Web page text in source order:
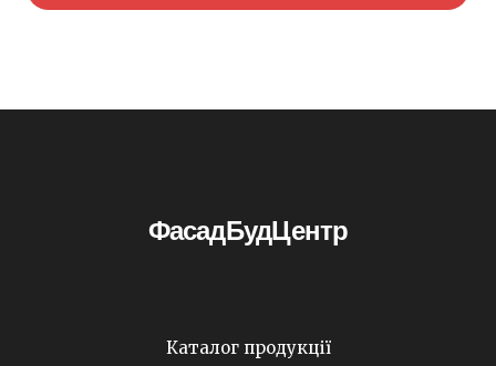
ФасадБудЦентр
Каталог продукції